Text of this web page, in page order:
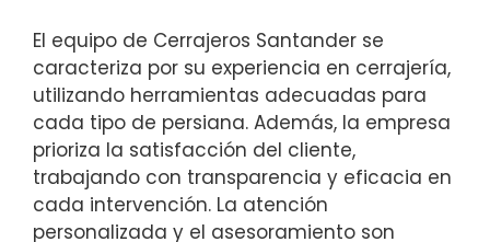
El equipo de Cerrajeros Santander se
caracteriza por su experiencia en cerrajería,
utilizando herramientas adecuadas para
cada tipo de persiana. Además, la empresa
prioriza la satisfacción del cliente,
trabajando con transparencia y eficacia en
cada intervención. La atención
personalizada y el asesoramiento son